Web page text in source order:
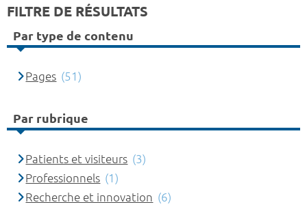
FILTRE DE RÉSULTATS
Par type de contenu
Pages (51)
Par rubrique
Patients et visiteurs (3)
Professionnels (1)
Recherche et innovation (6)